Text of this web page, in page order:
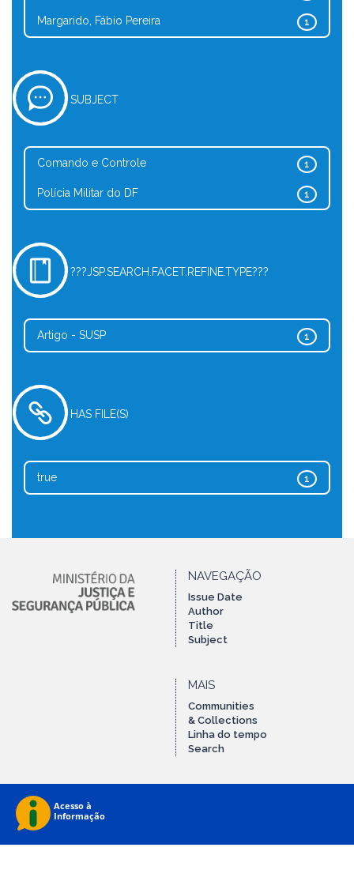
1
Margarido, Fábio Pereira
SUBJECT
1
Comando e Controle
1
Polícia Militar do DF
???JSP.SEARCH.FACET.REFINE.TYPE???
1
Artigo - SUSP
HAS FILE(S)
1
true
NAVEGAÇÃO
Issue Date
Author
Title
Subject
MAIS
Communities
& Collections
Linha do tempo
Search